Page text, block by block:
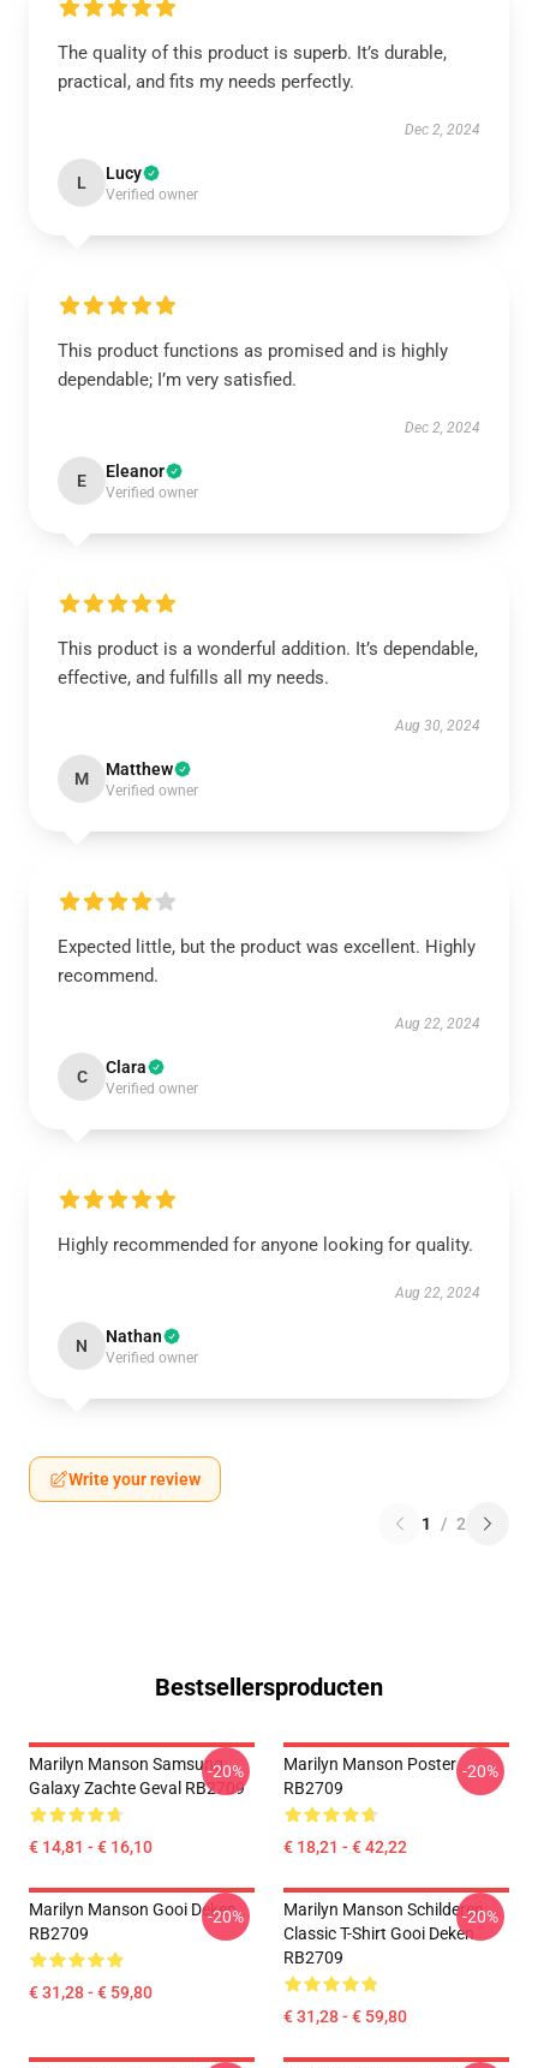
The quality of this product is superb. It’s durable,
practical, and fits my needs perfectly.
Dec 2, 2024
L Lucy
Verified owner
This product functions as promised and is highly
dependable; I’m very satisfied.
Dec 2, 2024
E Eleanor
Verified owner
This product is a wonderful addition. It’s dependable,
effective, and fulfills all my needs.
Aug 30, 2024
M Matthew
Verified owner
Expected little, but the product was excellent. Highly
recommend.
Aug 22, 2024
C Clara
Verified owner
Highly recommended for anyone looking for quality.
Aug 22, 2024
N Nathan
Verified owner
Write your review
1 / 2
Bestsellersproducten
Marilyn Manson Samsung
Galaxy Zachte Geval RB2709
€ 14,81 - € 16,10
-20%
Marilyn Manson Poster
RB2709
€ 18,21 - € 42,22
-20%
Marilyn Manson Gooi Deken
RB2709
€ 31,28 - € 59,80
-20%
Marilyn Manson Schilderen
Classic T-Shirt Gooi Deken
RB2709
€ 31,28 - € 59,80
-20%